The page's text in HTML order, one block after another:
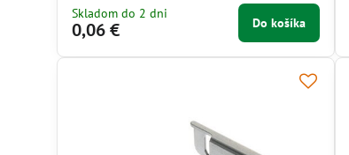
Skladom do 2 dni
0,06 € Do košíka